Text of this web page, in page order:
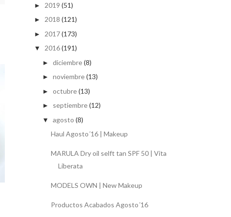
► 2019 (51)
► 2018 (121)
► 2017(173)
▼ 2016(191)
► diciembre(8)
► noviembre(13)
► octubre(13)
► septiembre(12)
▼ agosto (8)
Haul Agosto´16 | Makeup
MARULA Dry oil selft tan SPF 50 | Vita
Liberata
MODELS OWN | New Makeup
Productos Acabados Agosto´16